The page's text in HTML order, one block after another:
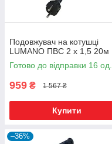
Подовжувач на котушці
LUMANO ПВС 2 х 1,5 20м
Готово до відправки 16 од.
959 ₴ 1 567 ₴
Купити
–36%